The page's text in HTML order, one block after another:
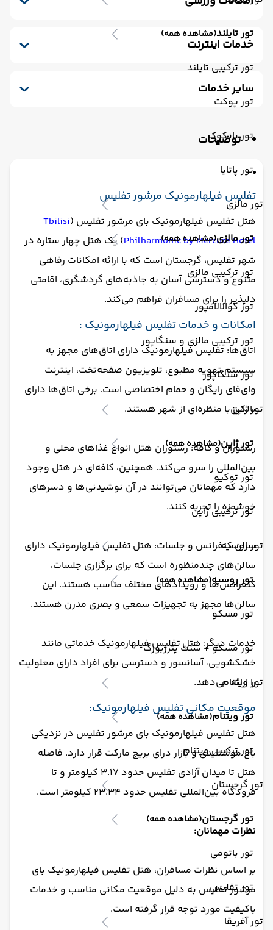
تور تایلند(مشاهده همه)
تور ترکیبی تایلند
تور پوکت
تور بانکوک
تور پاتایا
تور مالزی
تور مالزی(مشاهده همه)
تور ترکیبی مالزی
تور کوالالامپور
تور ترکیبی مالزی و سنگاپور
تور سنگاپور
تور ژاپن
تور ژاپن(مشاهده همه)
تور توکیو
تور ترکیبی ژاپن
تور روسیه
تور روسیه(مشاهده همه)
تور مسکو
تور مسکو + سنت پترزبورگ
تور ویتنام
تور ویتنام(مشاهده همه)
تور ترکیبی ویتنام
تور گرجستان
تور گرجستان(مشاهده همه)
تور باتومی
تور تفلیس
تور آفریقا
مینی بار رایگان
خشکشویی
صندوق امانات
سشوار
ماساژ
پذیرش 24 ساعته
لابی خدمات اینترنت
اینترنت بیسیم رایگان در لابی
اینترنت بیسیم رایگان در اتاقها
سایر خدمات
ترانسفر رفت (استقبال)
ترانسفر برگشت (بدرقه)
توضیحات
تفلیس فیلهارمونیک مرشور تفلیس
هتل تفلیس فیلهارمونیک بای مرشور تفلیس (Tbilisi
Philharmonic by Mercure Hotel) یک هتل چهار ستاره در
شهر تفلیس، گرجستان است که با ارائه امکانات رفاهی
متنوع و دسترسی آسان به جاذبه‌های گردشگری، اقامتی
دلپذیر را برای مسافران فراهم می‌کند.
امکانات و خدمات تفلیس فیلهارمونیک :
اتاق‌ها: تفلیس فیلهارمونیک دارای اتاق‌های مجهز به
سیستم تهویه مطبوع، تلویزیون صفحه‌تخت، اینترنت
وای‌فای رایگان و حمام اختصاصی است. برخی اتاق‌ها دارای
بالکن با منظره‌ای از شهر هستند.
رستوران و کافه: رستوران هتل انواع غذاهای محلی و
بین‌المللی را سرو می‌کند. همچنین، کافه‌ای در هتل وجود
دارد که مهمانان می‌توانند در آن نوشیدنی‌ها و دسرهای
خوشمزه را تجربه کنند.
سالن کنفرانس و جلسات: هتل تفلیس فیلهارمونیک دارای
سالن‌های چندمنظوره است که برای برگزاری جلسات،
کنفرانس‌ها و رویدادهای مختلف مناسب هستند. این
سالن‌ها مجهز به تجهیزات سمعی و بصری مدرن هستند.
خدمات دیگر: هتل تفلیس فیلهارمونیک خدماتی مانند
خشکشویی، آسانسور و دسترسی برای افراد دارای معلولیت
را ارائه می‌دهد.
موقعیت مکانی تفلیس فیلهارمونیک:
هتل تفلیس فیلهارمونیک بای مرشور تفلیس در نزدیکی
باغ موشتایدی و بازار درای بریج مارکت قرار دارد. فاصله
هتل تا میدان آزادی تفلیس حدود ۳.۱۷ کیلومتر و تا
فرودگاه بین‌المللی تفلیس حدود ۲۳.۳۴ کیلومتر است.
نظرات مهمانان:
بر اساس نظرات مسافران، هتل تفلیس فیلهارمونیک بای
مرشور تفلیس به دلیل موقعیت مکانی مناسب و خدمات
باکیفیت مورد توجه قرار گرفته است.